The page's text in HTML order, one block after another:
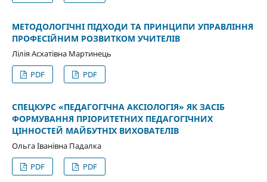
МЕТОДОЛОГІЧНІ ПІДХОДИ ТА ПРИНЦИПИ УПРАВЛІННЯ
ПРОФЕСІЙНИМ РОЗВИТКОМ УЧИТЕЛІВ
Лілія Асхатівна Мартинець
PDF
PDF
СПЕЦКУРС «ПЕДАГОГІЧНА АКСІОЛОГІЯ» ЯК ЗАСІБ
ФОРМУВАННЯ ПРІОРИТЕТНИХ ПЕДАГОГІЧНИХ
ЦІННОСТЕЙ МАЙБУТНІХ ВИХОВАТЕЛІВ
Ольга Іванівна Падалка
PDF
PDF